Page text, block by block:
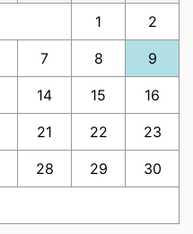
1 2
7 8 9
14 15 16
21 22 23
28 29 30